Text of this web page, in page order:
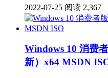
2022-07-25 阅读 2,367
Windows 10 消费
新）x64 MSDN